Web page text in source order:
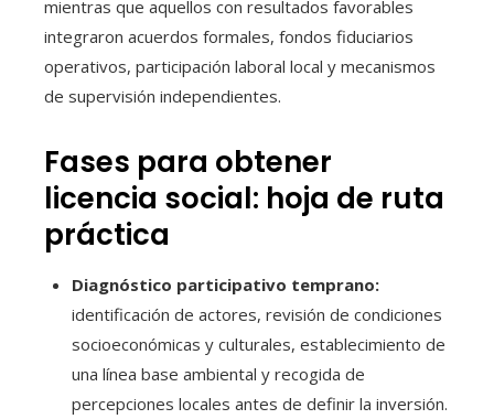
mientras que aquellos con resultados favorables
integraron acuerdos formales, fondos fiduciarios
operativos, participación laboral local y mecanismos
de supervisión independientes.
Fases para obtener
licencia social: hoja de ruta
práctica
Diagnóstico participativo temprano:
identificación de actores, revisión de condiciones
socioeconómicas y culturales, establecimiento de
una línea base ambiental y recogida de
percepciones locales antes de definir la inversión.